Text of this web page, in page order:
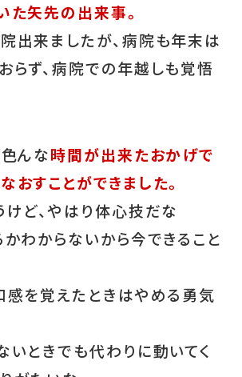
た矢先の出来事。
出来ましたが、病院も年末は
らず、病院での年越しも覚悟
色んな時間が出来たおかげで
おすことができました。
けど、やはり体心技だな
かわからないから今できること
感を覚えたときはやめる勇気
いときでも代わりに動いてく